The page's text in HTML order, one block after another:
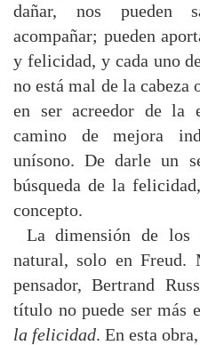
dañar, nos pueden
acompañar; pueden
y felicidad, y cada uno
no está mal de la cabeza
en ser acreedor de la
camino de mejora
unísono. De darle un
búsqueda de la
concepto.
La dimensión de los
natural, solo en Freud.
pensador, Bertrand
título no puede ser más
la felicidad. En esta